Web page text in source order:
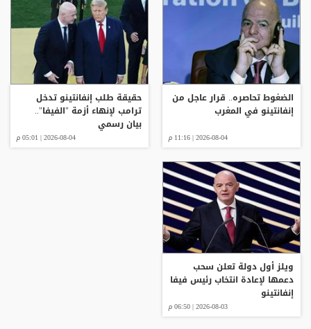
الضغوط تحاصره.. قرار عاجل من
إنفانتينو في المغرب
2026-08-04 | 11:16 م
حقيقة طلب إنفانتينو تدخل
ترامب لإنهاء أزمة "الفيفا"..
بيان رسمي
2026-08-04 | 05:01 م
ويلز أول دولة تعلن سحب
دعمها لإعادة انتخاب رئيس فيفا
إنفانتينو
2026-08-03 | 06:50 م